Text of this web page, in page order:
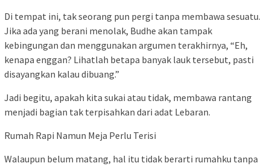
Di tempat ini, tak seorang pun pergi tanpa membawa sesuatu.
Jika ada yang berani menolak, Budhe akan tampak
kebingungan dan menggunakan argumen terakhirnya, “Eh,
kenapa enggan? Lihatlah betapa banyak lauk tersebut, pasti
disayangkan kalau dibuang.”
Jadi begitu, apakah kita sukai atau tidak, membawa rantang
menjadi bagian tak terpisahkan dari adat Lebaran.
Rumah Rapi Namun Meja Perlu Terisi
Walaupun belum matang, hal itu tidak berarti rumahku tanpa